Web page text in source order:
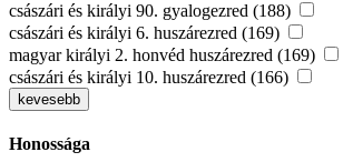
császári és királyi 90. gyalogezred (188)
császári és királyi 6. huszárezred (169)
magyar királyi 2. honvéd huszárezred (169)
császári és királyi 10. huszárezred (166)
kevesebb
Honossága